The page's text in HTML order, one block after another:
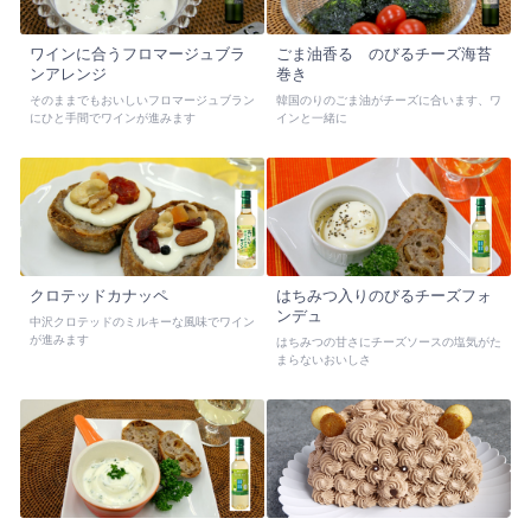
ワインに合うフロマージュブラ
ンアレンジ
そのままでもおいしいフロマージュブラン
にひと手間でワインが進みます
ごま油香る のびるチーズ海苔
巻き
韓国のりのごま油がチーズに合います、ワ
インと一緒に
クロテッドカナッペ
中沢クロテッドのミルキーな風味でワイン
が進みます
はちみつ入りのびるチーズフォ
ンデュ
はちみつの甘さにチーズソースの塩気がた
まらないおいしさ